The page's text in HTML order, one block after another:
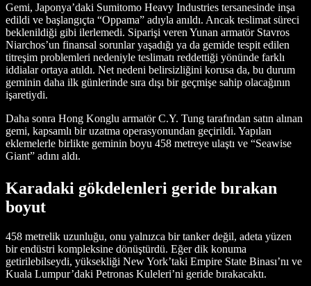
Gemi, Japonya’daki Sumitomo Heavy Industries tersanesinde inşa
edildi ve başlangıçta “Oppama” adıyla anıldı. Ancak teslimat süreci
beklenildiği gibi ilerlemedi. Siparişi veren Yunan armatör Stavros
Niarchos’un finansal sorunlar yaşadığı ya da gemide tespit edilen
titreşim problemleri nedeniyle teslimatı reddettiği yönünde farklı
iddialar ortaya atıldı. Net nedeni belirsizliğini korusa da, bu durum
geminin daha ilk günlerinde sıra dışı bir geçmişe sahip olacağının
işaretiydi.
Daha sonra Hong Konglu armatör C.Y. Tung tarafından satın alınan
gemi, kapsamlı bir uzatma operasyonundan geçirildi. Yapılan
eklemelerle birlikte geminin boyu 458 metreye ulaştı ve “Seawise
Giant” adını aldı.
Karadaki gökdelenleri geride bırakan
boyut
458 metrelik uzunluğu, onu yalnızca bir tanker değil, adeta yüzen
bir endüstri kompleksine dönüştürdü. Eğer dik konuma
getirilebilseydi, yüksekliği New York’taki Empire State Binası’nı ve
Kuala Lumpur’daki Petronas Kuleleri’ni geride bırakacaktı.